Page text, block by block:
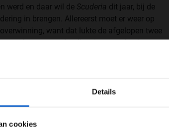
Details
cookies
werd en daar wil de Scuderia dit jaar, bij de
in brengen. Allereerst moet er weer op
want dat lukte de afgelopen twee
geloven gaat dat dit seizoen wel gebeuren.
is aan ons om het waar te maken. We zijn een
momenten onderweg, maar zijn een
met onze concurrenten voor de overwinning te
hebben we voor het merk, onze
de presentatie.